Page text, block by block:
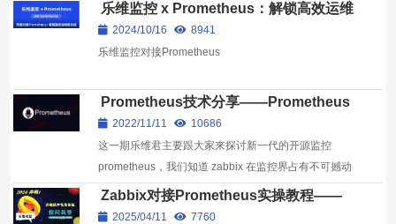
乐维监控 x Prometheus：解锁高效运维
新技能
2024/10/16
8941
乐维监控对接Prometheus
Prometheus技术分享——Prometheus
特点，组件，局限探讨
2022/11/11
10686
这一期乐维君主要跟大家来探讨新一代的开源监控
prometheus，我们知道 zabbix 在监控界占有不可撼动
的地位，功能强大。但是对容器监控显得力不从心。为
解决监...
Zabbix对接Prometheus实操教程——
基于Prometheus pattern方式
2025/04/11
7760